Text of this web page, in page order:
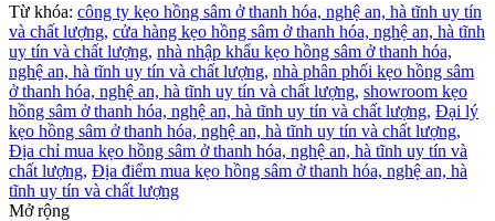
Từ khóa: công ty kẹo hồng sâm ở thanh hóa, nghệ an, hà tĩnh uy tín
và chất lượng, cửa hàng kẹo hồng sâm ở thanh hóa, nghệ an, hà tĩnh
uy tín và chất lượng, nhà nhập khẩu kẹo hồng sâm ở thanh hóa,
nghệ an, hà tĩnh uy tín và chất lượng, nhà phân phối kẹo hồng sâm
ở thanh hóa, nghệ an, hà tĩnh uy tín và chất lượng, showroom kẹo
hồng sâm ở thanh hóa, nghệ an, hà tĩnh uy tín và chất lượng, Đại lý
kẹo hồng sâm ở thanh hóa, nghệ an, hà tĩnh uy tín và chất lượng,
Địa chỉ mua kẹo hồng sâm ở thanh hóa, nghệ an, hà tĩnh uy tín và
chất lượng, Địa điểm mua kẹo hồng sâm ở thanh hóa, nghệ an, hà
tĩnh uy tín và chất lượng
Mở rộng